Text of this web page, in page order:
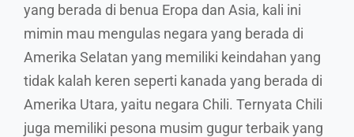
yang berada di benua Eropa dan Asia, kali ini
mimin mau mengulas negara yang berada di
Amerika Selatan yang memiliki keindahan yang
tidak kalah keren seperti kanada yang berada di
Amerika Utara, yaitu negara Chili. Ternyata Chili
juga memiliki pesona musim gugur terbaik yang